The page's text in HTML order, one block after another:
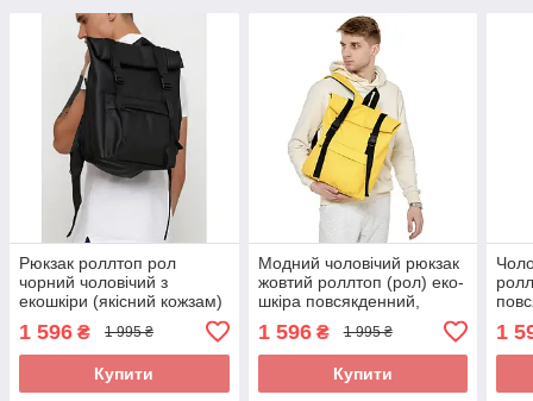
Рюкзак роллтоп рол
чорний чоловічий з
екошкіри (якісний кожзам)
міський, діловий, офісний,
для ноутбука
1 596 ₴ 1 995 ₴
Купити
Модний чоловічий рюкзак
жовтий роллтоп (рол) еко-
шкіра повсякденний,
ноутбука 15,6
1 596₴ 1 995 ₴
Купити
1